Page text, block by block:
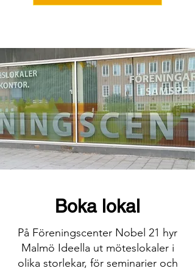
Boka lokal
På Föreningscenter Nobel 21 hyr
Malmö Ideella ut möteslokaler i
olika storlekar, för seminarier och